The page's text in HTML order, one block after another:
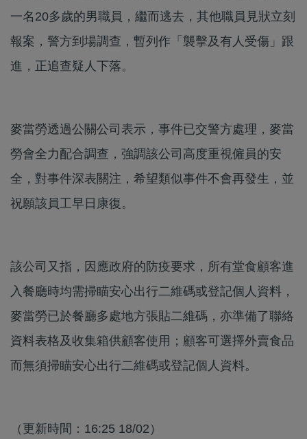
一名20多歲的男職員，繼而逃去，其他職員見狀立刻
報案，警方到場調查，暫列作「襲擊及有人受傷」跟
進，正追查疑人下落。
麥當勞透過公關公司表示，事件已交警方處理，麥當
勞會全力配合調查，強調該公司高度重視僱員的安
全，對事件深表關注，希望類似事件不會再發生，並
祝願該員工早日康復。
該公司又指，因應政府的防疫要求，所有堂食顧客進
入餐廳時均需掃瞄安心出行二維碼或登記個人資料，
麥當勞已於餐廳多處地方張貼二維碼，亦準備了聯絡
資料表格及收集箱供顧客使用；顧客可選擇外賣食品
而無須掃瞄安心出行二維碼或登記個人資料。
（更新時間：16:25 18/02）